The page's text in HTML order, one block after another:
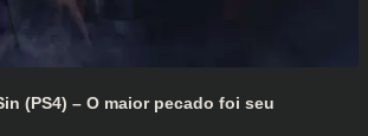
(PS4) – O maior pecado foi seu